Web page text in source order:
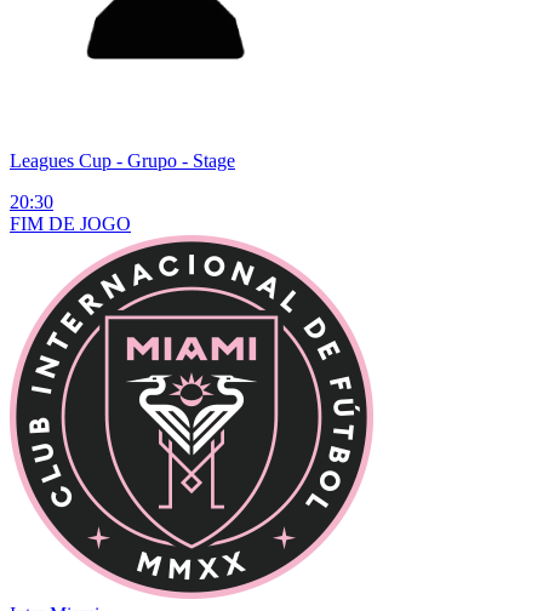
Leagues Cup - Grupo - Stage
20:30
FIM DE JOGO